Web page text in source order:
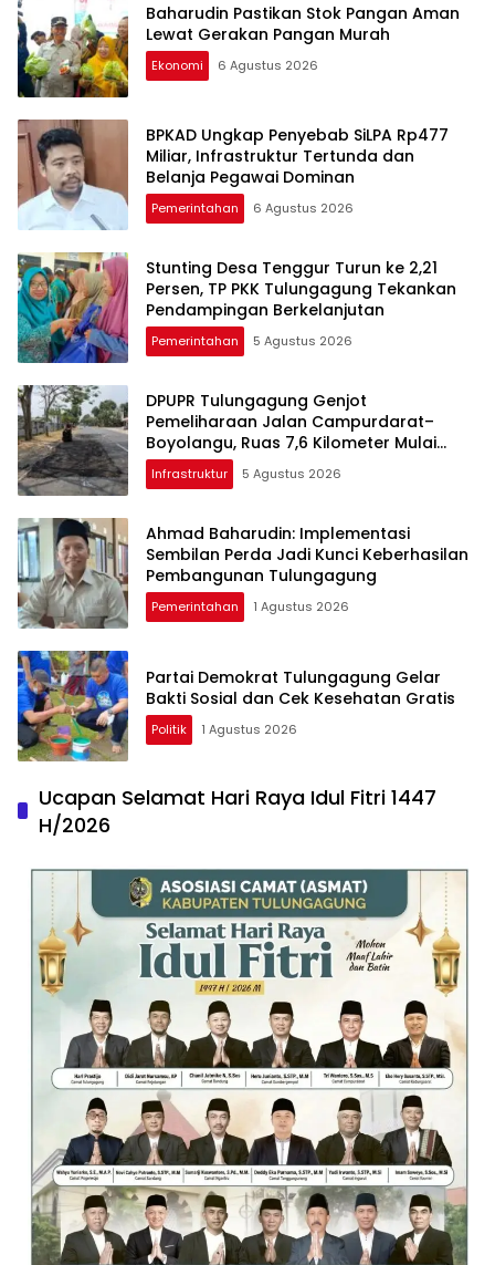
Baharudin Pastikan Stok Pangan Aman
Lewat Gerakan Pangan Murah
Ekonomi 6 Agustus 2026
BPKAD Ungkap Penyebab SiLPA Rp477
Miliar, Infrastruktur Tertunda dan
Belanja Pegawai Dominan
Pemerintahan 6 Agustus 2026
Stunting Desa Tenggur Turun ke 2,21
Persen, TP PKK Tulungagung Tekankan
Pendampingan Berkelanjutan
Pemerintahan 5 Agustus 2026
DPUPR Tulungagung Genjot
Pemeliharaan Jalan Campurdarat–
Boyolangu, Ruas 7,6 Kilometer Mulai
Diperbaiki
Infrastruktur 5 Agustus 2026
Ahmad Baharudin: Implementasi
Sembilan Perda Jadi Kunci Keberhasilan
Pembangunan Tulungagung
Pemerintahan 1 Agustus 2026
Partai Demokrat Tulungagung Gelar
Bakti Sosial dan Cek Kesehatan Gratis
Politik 1 Agustus 2026
Ucapan Selamat Hari Raya Idul Fitri 1447
H/2026